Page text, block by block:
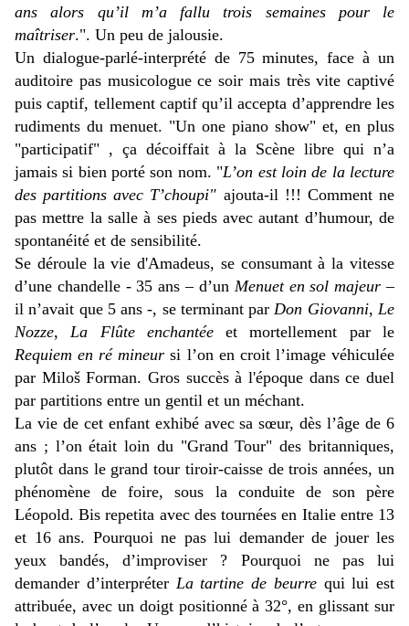
ans alors qu’il m’a fallu trois semaines pour le
maîtriser.". Un peu de jalousie.
Un dialogue-parlé-interprété de 75 minutes, face à un
auditoire pas musicologue ce soir mais très vite captivé
puis captif, tellement captif qu’il accepta d’apprendre les
rudiments du menuet. "Un one piano show" et, en plus
"participatif" , ça décoiffait à la Scène libre qui n’a
jamais si bien porté son nom. "L’on est loin de la lecture
des partitions avec T’choupi" ajouta-il !!! Comment ne
pas mettre la salle à ses pieds avec autant d’humour, de
spontanéité et de sensibilité.
Se déroule la vie d'Amadeus, se consumant à la vitesse
d’une chandelle - 35 ans – d’un Menuet en sol majeur –
il n’avait que 5 ans -, se terminant parDon Giovanni,Le
Nozze,La Flûte enchantéeet mortellement par le
Requiem en ré mineur si l’on en croit l’image véhiculée
par Miloš Forman. Gros succès à l'époque dans ce duel
par partitions entre un gentil et un méchant.
La vie de cet enfant exhibé avec sa sœur, dès l’âge de 6
ans ; l’on était loin du "Grand Tour" des britanniques,
plutôt dans le grand tour tiroir-caisse de trois années, un
phénomène de foire, sous la conduite de son père
Léopold. Bis repetita avec des tournées en Italie entre 13
et 16 ans. Pourquoi ne pas lui demander de jouer les
yeux bandés, d’improviser ? Pourquoi ne pas lui
demander d’interpréter La tartine de beurrequi lui est
attribuée, avec un doigt positionné à 32°, en glissant sur